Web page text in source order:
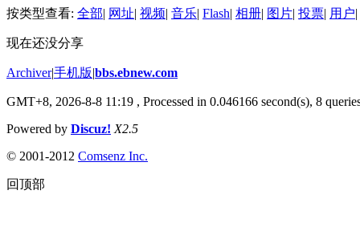
按类型查看: 全部| 网址| 视频| 音乐| Flash| 相册| 图片| 投票| 用户|
现在还没分享
Archiver|手机版|bbs.ebnew.com
GMT+8, 2026-8-8 11:19 , Processed in 0.046166 second(s), 8
Powered by Discuz! X2.5
© 2001-2012 Comsenz Inc.
回顶部